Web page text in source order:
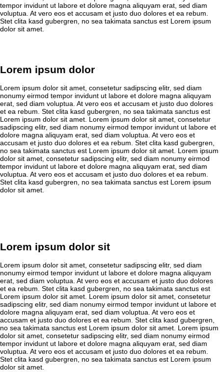
tempor invidunt ut labore et dolore magna aliquyam erat, sed diam
voluptua. At vero eos et accusam et justo duo dolores et ea rebum.
Stet clita kasd gubergren, no sea takimata sanctus est Lorem ipsum
dolor sit amet.
Lorem ipsum dolor
Lorem ipsum dolor sit amet, consetetur sadipscing elitr, sed diam
nonumy eirmod tempor invidunt ut labore et dolore magna aliquyam
erat, sed diam voluptua. At vero eos et accusam et justo duo dolores
et ea rebum. Stet clita kasd gubergren, no sea takimata sanctus est
Lorem ipsum dolor sit amet. Lorem ipsum dolor sit amet, consetetur
sadipscing elitr, sed diam nonumy eirmod tempor invidunt ut labore et
dolore magna aliquyam erat, sed diam voluptua. At vero eos et
accusam et justo duo dolores et ea rebum. Stet clita kasd gubergren,
no sea takimata sanctus est Lorem ipsum dolor sit amet. Lorem ipsum
dolor sit amet, consetetur sadipscing elitr, sed diam nonumy eirmod
tempor invidunt ut labore et dolore magna aliquyam erat, sed diam
voluptua. At vero eos et accusam et justo duo dolores et ea rebum.
Stet clita kasd gubergren, no sea takimata sanctus est Lorem ipsum
dolor sit amet.
Lorem ipsum dolor sit
Lorem ipsum dolor sit amet, consetetur sadipscing elitr, sed diam
nonumy eirmod tempor invidunt ut labore et dolore magna aliquyam
erat, sed diam voluptua. At vero eos et accusam et justo duo dolores
et ea rebum. Stet clita kasd gubergren, no sea takimata sanctus est
Lorem ipsum dolor sit amet. Lorem ipsum dolor sit amet, consetetur
sadipscing elitr, sed diam nonumy eirmod tempor invidunt ut labore et
dolore magna aliquyam erat, sed diam voluptua. At vero eos et
accusam et justo duo dolores et ea rebum. Stet clita kasd gubergren,
no sea takimata sanctus est Lorem ipsum dolor sit amet. Lorem ipsum
dolor sit amet, consetetur sadipscing elitr, sed diam nonumy eirmod
tempor invidunt ut labore et dolore magna aliquyam erat, sed diam
voluptua. At vero eos et accusam et justo duo dolores et ea rebum.
Stet clita kasd gubergren, no sea takimata sanctus est Lorem ipsum
dolor sit amet.